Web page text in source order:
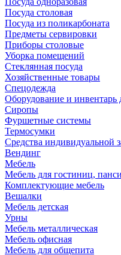
Посуда столовая
Посуда из поликарбоната
Предметы сервировки
Приборы столовые
Уборка помещений
Стеклянная посуда
Хозяйственные товары
Спецодежда
Оборудование и инвентарь
Сиропы
Фуршетные системы
Термосумки
Средства индивидуальной
Вендинг
Мебель
Мебель для гостиниц,
Комплектующие мебель
Вешалки
Мебель детская
Урны
Мебель металлическая
Мебель офисная
Мебель для общепита